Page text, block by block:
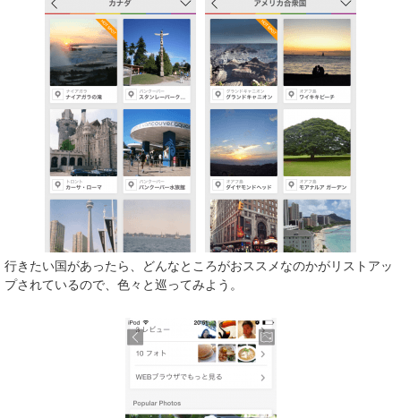
行きたい国があったら、どんなところがおススメなのかがリストアッ
プされているので、色々と巡ってみよう。